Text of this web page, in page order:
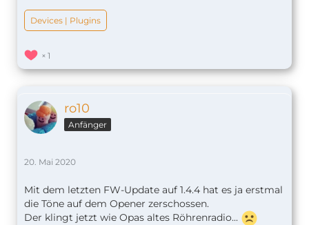
Devices | Plugins
1
ro10
Anfänger
20. Mai 2020
Mit dem letzten FW-Update auf 1.4.4 hat es ja erstmal
die Töne auf dem Opener zerschossen.
Der klingt jetzt wie Opas altes Röhrenradio...